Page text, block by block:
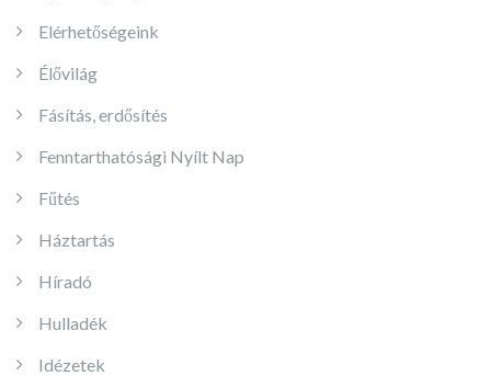
Elérhetőségeink
Élővilág
Fásítás, erdősítés
Fenntarthatósági Nyílt Nap
Fűtés
Háztartás
Híradó
Hulladék
Idézetek